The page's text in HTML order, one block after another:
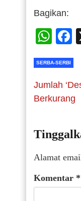
Bagikan:
SERBA-SERBI
Jumlah
Berkurang
Alamat
Komentar *